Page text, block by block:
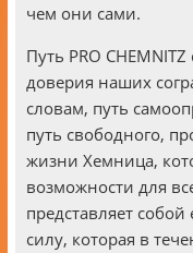
чем они сами.
Путь PRO
доверия наших
словам, путь
путь свободного,
жизни Хемница,
возможности для
представляет
силу, которая в